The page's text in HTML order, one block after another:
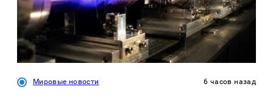
Мировые новости 6 часов назад